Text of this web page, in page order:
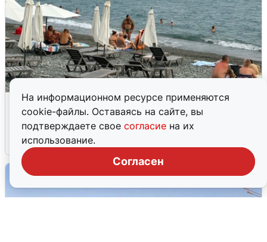
На информационном ресурсе применяются
cookie-файлы. Оставаясь на сайте, вы
подтверждаете свое согласие на их
использование.
Согласен
Жители и туристы Сочи рассказали
об атаке БПЛА 5 августа
5 августа 0